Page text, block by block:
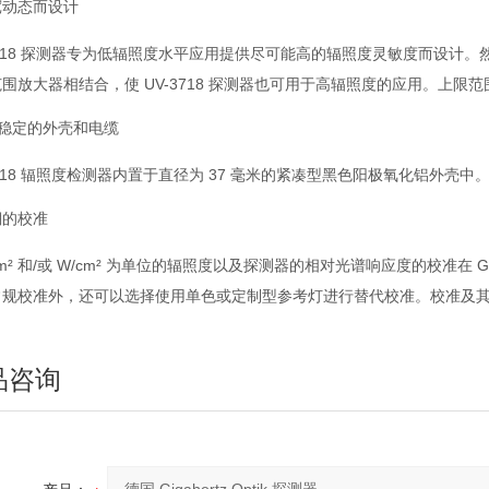
态而设计
探测器专为低辐照度水平应用提供尽可能高的辐照度灵敏度而设计
放大器相结合，使 UV-3718 探测器也可用于高辐照度的应用。上限
定的外壳和电缆
辐照度检测器内置于直径为 37 毫米的紧凑型黑色阳极氧化铝外壳中
校准
和/或 W/cm² 为单位的辐照度以及探测器的相对光谱响应度的校准
校准外，还可以选择使用单色或定制型参考灯进行替代校准。校准及
咨询